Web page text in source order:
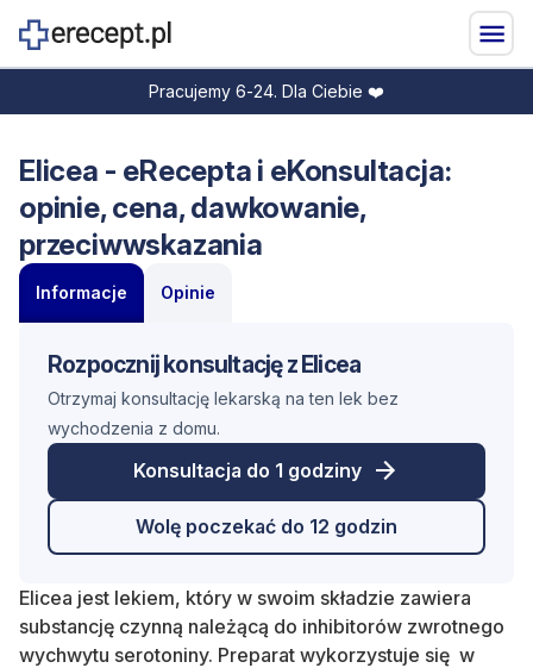
Pracujemy 6-24. Dla Ciebie ❤️
Elicea - eRecepta i eKonsultacja:
opinie, cena, dawkowanie,
przeciwwskazania
Informacje Opinie
Rozpocznij konsultację z Elicea
Otrzymaj konsultację lekarską na ten lek bez
wychodzenia z domu.
Konsultacja do 1 godziny
Wolę poczekać do 12 godzin
Elicea jest lekiem, który w swoim składzie zawiera
substancję czynną należącą do inhibitorów zwrotnego
wychwytu serotoniny. Preparat wykorzystuje się w